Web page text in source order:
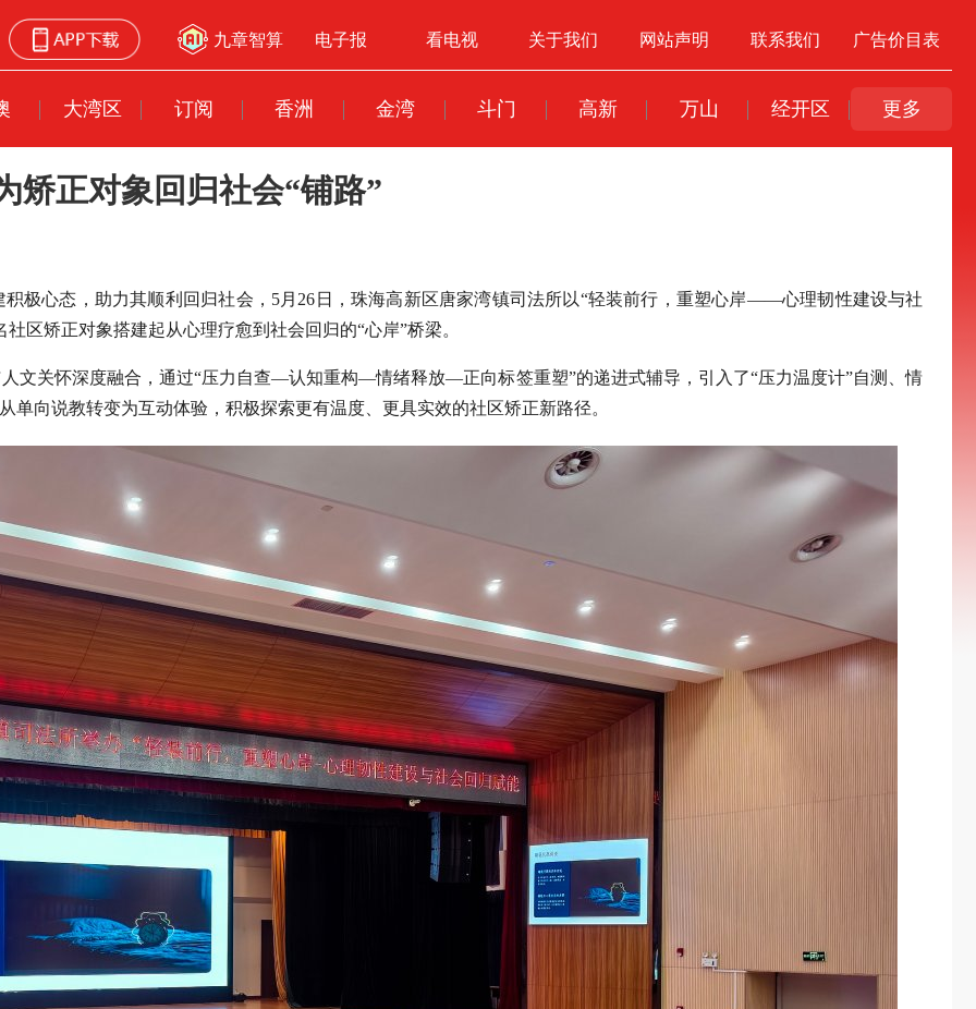
九章智算 电子报 看电视 关于我们 网站声明 联系我们 广告价目表
大湾区 订阅 香洲 金湾 斗门 高新 万山 经开区 更多
矫正对象回归社会“铺路”
极心态，助力其顺利回归社会，5月26日，珠海高新区唐家湾镇司法所以“轻装前行，重塑心岸——心理韧性建设与社
区矫正对象搭建起从心理疗愈到社会回归的“心岸”桥梁。
文关怀深度融合，通过“压力自查—认知重构—情绪释放—正向标签重塑”的递进式辅导，引入了“压力温度计”自测、情
单向说教转变为互动体验，积极探索更有温度、更具实效的社区矫正新路径。